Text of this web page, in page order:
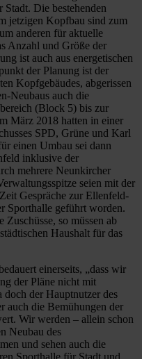
Die bestehenden
jetzigen Kopfbau sind zum
anderen für aktuelle
Anzahl und Größe der
ist auch aus energetischen
der Planung ist der
Kopfgebäudes, abgerissen
Neubaus auch die
(Block 5) bis zur
März 2018 hatten in einer
SPD, Grüne und Karl
einen Umbau sei dann
inklusive der
mehrere Neunkircher
seien mit der
Gespräche zur Ellenfeld-
Sporthalle geführt worden.
so müssen ab
Haushalt für das
einerseits, „dass wir
der Pläne nicht mit
der Hauptnutzer des
auch die Bemühungen der
Wir werden – allein schon
Neubau des
und sehen auch die
Sporthalle für Stadt und